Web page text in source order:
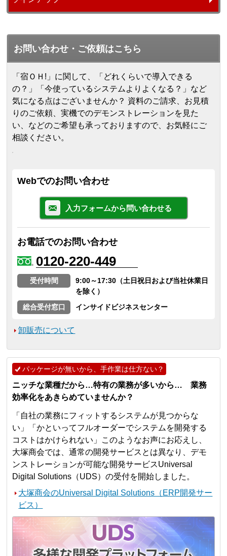
お問い合わせ・ご依頼はこちら
「宿ＯＨ!」に関して、「どれくらいで導入できる
の？」「今使っているシステムよりよくなる？」など
気になる点はございませんか？ 資料のご請求、お見積
りのご依頼、実機でのデモンストレーションを見た
い、などのご希望も承っておりますので、お気軽にご
相談ください。
Webでのお問い合わせ
入力フォームから問い合わせる
お電話でのお問い合わせ
0120-220-449
受付時間
9:00～17:30（土日祝日および当社休業日
を除く）
総合受付窓口
インサイドビジネスセンター
卸販売について
パッケージが無いから、手作業は仕方ない？
ニッチな業種だから…特有の業務が多いから… 業務
効率化をあきらめていませんか？
「自社の業務にフィットするシステムが見つからな
い」「かといってフルオーダーでシステムを開発する
コストはかけられない」このようなお声にお応えし、
大塚商会では、通常の開発サービスとは異なり、デモ
ンストレーションが可能な開発サービスUniversal
Digital Solutions（UDS）の受付を開始しました。
大塚商会のUniversal Digital Solutions（ERP開発サー
ビス）